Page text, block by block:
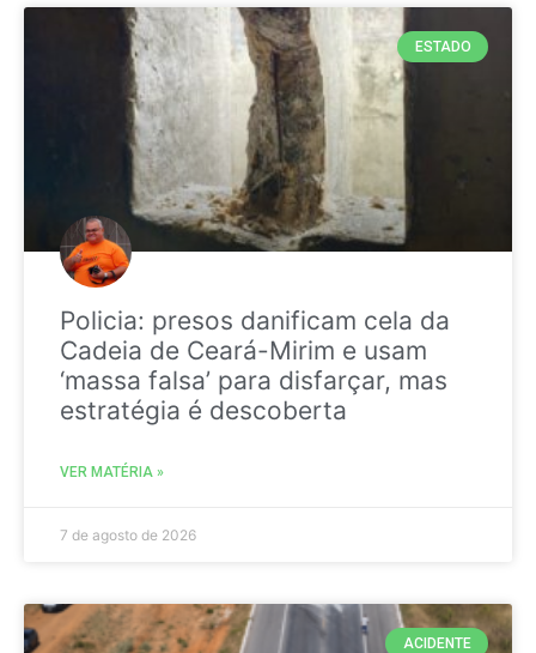
ESTADO
Policia: presos danificam cela da
Cadeia de Ceará-Mirim e usam
‘massa falsa’ para disfarçar, mas
estratégia é descoberta
VER MATÉRIA »
7 de agosto de 2026
ACIDENTE